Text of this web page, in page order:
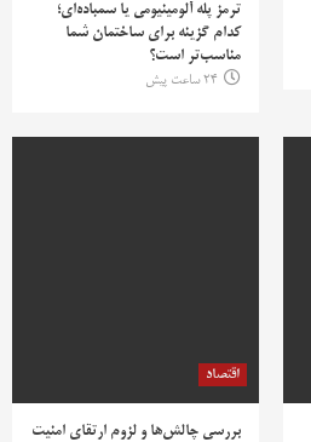
ترمز پله آلومینیومی یا سمباده‌ای؛
کدام گزینه برای ساختمان شما
مناسب‌تر است؟
24 ساعت پیش
اقتصاد
بررسی چالش‌ها و لزوم ارتقای امنیت